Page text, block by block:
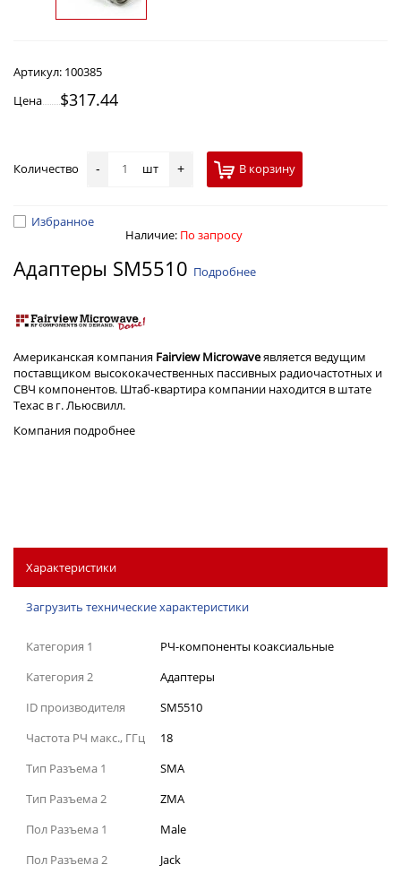
Артикул: 100385
Цена
$317.44
Количество - шт + В корзину
Избранное
Наличие: По запросу
Адаптеры SM5510 Подробнее
Американская компания Fairview Microwaveявляется ведущим
поставщиком высококачественных пассивных радиочастотных и
СВЧ компонентов. Штаб-квартира компании находится в штате
Техас в г. Льюсвилл.
Компания подробнее
Характеристики
Загрузить технические характеристики
Категория 1
РЧ-компоненты коаксиальные
Категория 2
Адаптеры
ID производителя
SM5510
Частота РЧ макс., ГГц
18
Тип Разъема 1
SMA
Тип Разъема 2
ZMA
Пол Разъема 1
Male
Пол Разъема 2
Jack